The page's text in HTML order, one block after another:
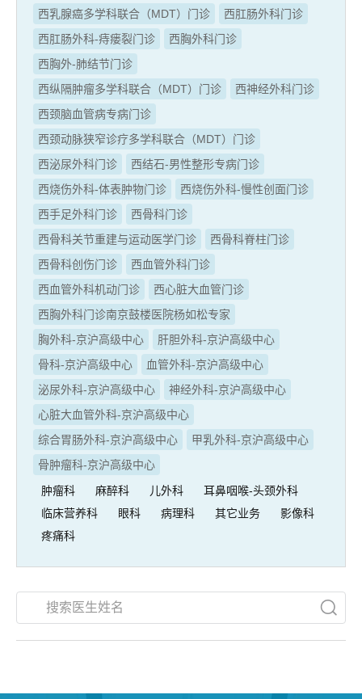
西乳腺癌多学科联合（MDT）门诊
西肛肠外科门诊
西肛肠外科-痔瘘裂门诊
西胸外科门诊
西胸外-肺结节门诊
西纵隔肿瘤多学科联合（MDT）门诊
西神经外科门诊
西颈脑血管病专病门诊
西颈动脉狭窄诊疗多学科联合（MDT）门诊
西泌尿外科门诊
西结石-男性整形专病门诊
西烧伤外科-体表肿物门诊
西烧伤外科-慢性创面门诊
西手足外科门诊
西骨科门诊
西骨科关节重建与运动医学门诊
西骨科脊柱门诊
西骨科创伤门诊
西血管外科门诊
西血管外科机动门诊
西心脏大血管门诊
西胸外科门诊南京鼓楼医院杨如松专家
胸外科-京沪高级中心
肝胆外科-京沪高级中心
骨科-京沪高级中心
血管外科-京沪高级中心
泌尿外科-京沪高级中心
神经外科-京沪高级中心
心脏大血管外科-京沪高级中心
综合胃肠外科-京沪高级中心
甲乳外科-京沪高级中心
骨肿瘤科-京沪高级中心
肿瘤科 麻醉科 儿外科
耳鼻咽喉-头颈外科
临床营养科
眼科 病理科 其它业务
影像科
疼痛科